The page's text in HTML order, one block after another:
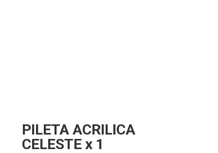
PILETA ACRILICA
CELESTE x 1